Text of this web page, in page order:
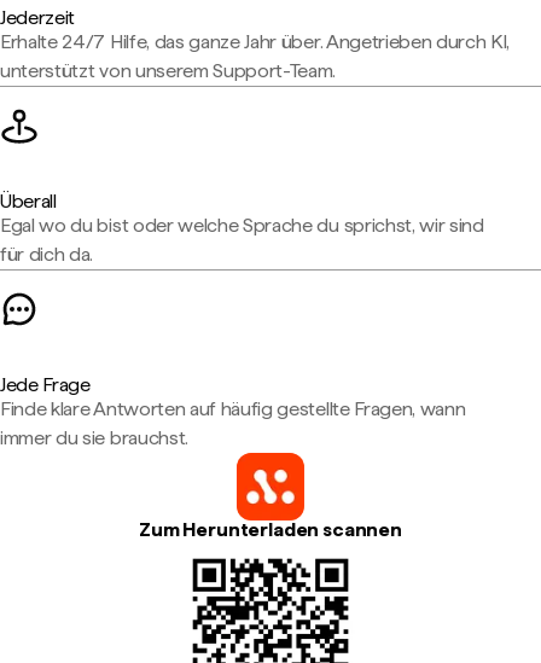
Jederzeit
Erhalte 24/7 Hilfe, das ganze Jahr über. Angetrieben durch KI,
unterstützt von unserem Support-Team.
Überall
Egal wo du bist oder welche Sprache du sprichst, wir sind
für dich da.
Jede Frage
Finde klare Antworten auf häufig gestellte Fragen, wann
immer du sie brauchst.
Zum Herunterladen scannen